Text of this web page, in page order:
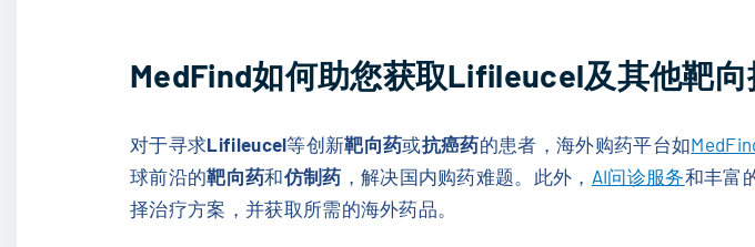
MedFind如何助您获取Lifileucel及其他靶
对于寻求Lifileucel等创新靶向药或抗癌药的患者，海外购药平台如
球前沿的靶向药和仿制药 ，解决国内购药难题。此外， AI问诊服务和丰富
择治疗方案，并获取所需的海外药品。